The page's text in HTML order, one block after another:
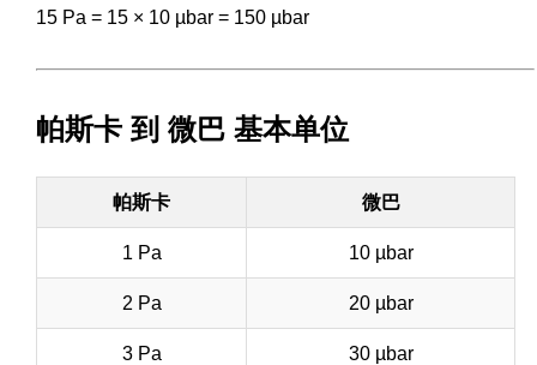
15 Pa = 15 × 10 µbar = 150 µbar
帕斯卡 到 微巴 基本单位
帕斯卡 微巴
1 Pa 10 µbar
2 Pa 20 µbar
3 Pa 30 µbar